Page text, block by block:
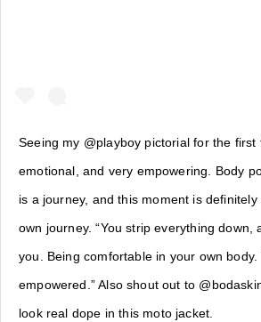
Seeing my @playboy pictorial for the first
emotional, and very empowering. Body
is a journey, and this moment is
own journey. “You strip everything down,
you. Being comfortable in your own
empowered.” Also shout out to
look real dope in this moto jacket.